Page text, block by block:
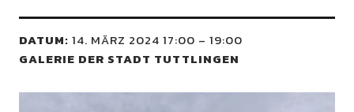
DATUM: 14. MÄRZ 2024 17:00 – 19:00
GALERIE DER STADT TUTTLINGEN